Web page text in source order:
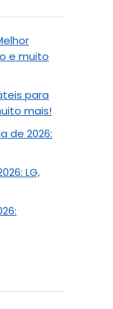
e muito
para
mais!
de 2026:
LG,